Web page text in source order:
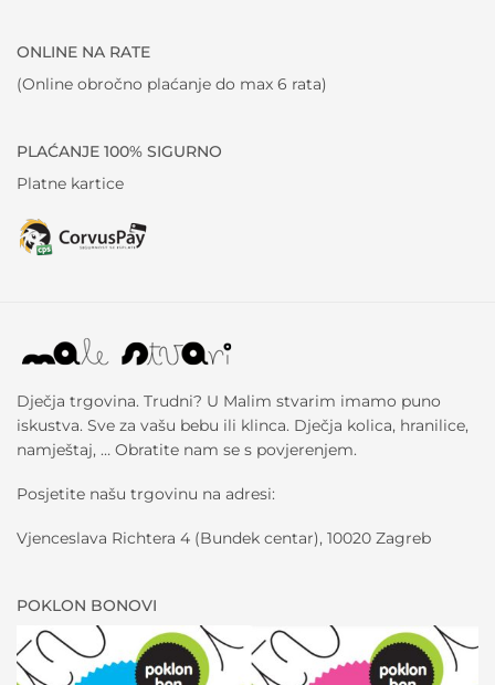
ONLINE NA RATE
(Online obročno plaćanje do max 6 rata)
PLAĆANJE 100% SIGURNO
Platne kartice
Dječja trgovina. Trudni? U Malim stvarim imamo puno
iskustva. Sve za vašu bebu ili klinca. Dječja kolica, hranilice,
namještaj, … Obratite nam se s povjerenjem.
Posjetite našu trgovinu na adresi:
Vjenceslava Richtera 4 (Bundek centar), 10020 Zagreb
POKLON BONOVI